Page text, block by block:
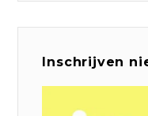
Inschrijven